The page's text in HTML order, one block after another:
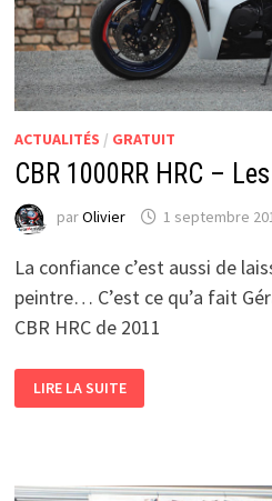
ACTUALITÉS / GRATUIT
CBR 1000RR HRC –
parOlivier 1 septembre
La confiance c’est aussi de
peintre… C’est ce qu’a fait
CBR HRC de 2011
CBR
1000RR
HRC
PLUS
LIRE LA SUITE